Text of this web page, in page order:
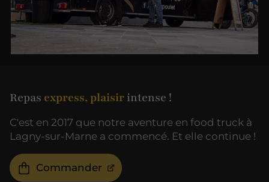
Repas express, plaisirintense !
C'est en 2017 que notre aventure en food truck à
Lagny-sur-Marne a commencé. Et elle continue !
Commander